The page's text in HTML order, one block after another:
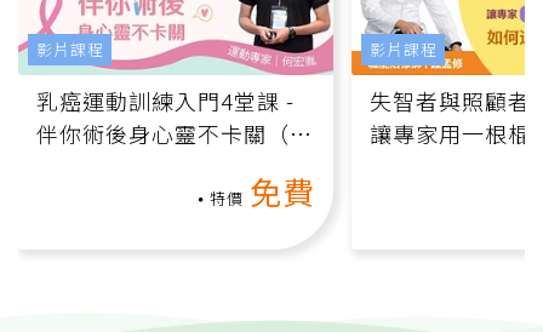
乳癌運動訓練入門4堂課 -
伴你術後身心靈不卡關（線
特價 免費
影片課程
失智者與照顧者
讓專家用一根棍
影片課程